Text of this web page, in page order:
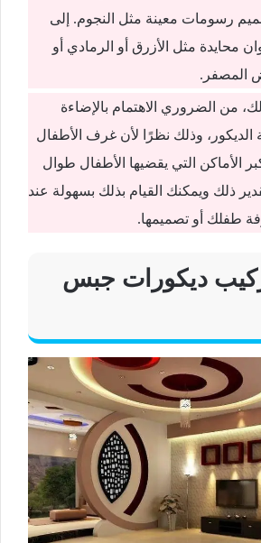
رسومات معينة مثل النجوم. إلى
محايدة مثل الأزرق أو الرمادي أو
المصفر.
من الضروري الاهتمام بالإضاءة
الديكور، وذلك نظرًا لأن غرف الأطفال
الأماكن التي يقضيها الأطفال طوال
ذلك ويمكنك القيام بذلك بسهولة عند
طفلك أو تصميمها.
ديكورات جبس